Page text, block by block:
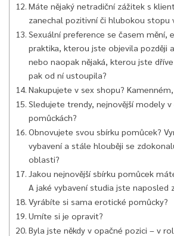
Máte nějaký netradiční zážitek s
zanechal pozitivní či hlubokou stopu
Sexuální preference se časem mění,
praktika, kterou jste objevila později
nebo naopak nějaká, kterou jste
pak od ní ustoupila?
Nakupujete v sex shopu?
Sledujete trendy, nejnovější modely
pomůckách?
Obnovujete svou sbírku pomůcek?
vybavení a stále hlouběji se
oblasti?
Jakou nejnovější sbírku pomůcek
A jaké vybavení studia jste naposled
Vyrábíte si sama erotické pomůcky?
Umíte si je opravit?
Byla jste někdy v opačné pozici – v